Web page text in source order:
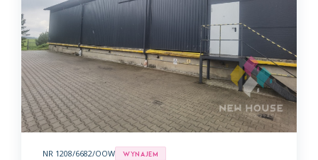
NR 1208/6682/OOW Wynajem